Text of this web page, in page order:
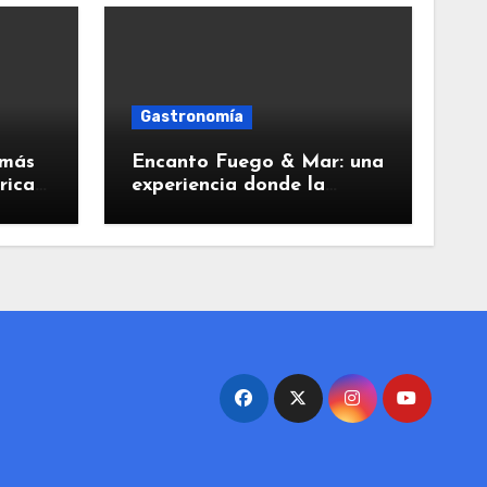
Gastronomía
Encanto Fuego & Mar: una
experiencia donde la
todos los sentidos